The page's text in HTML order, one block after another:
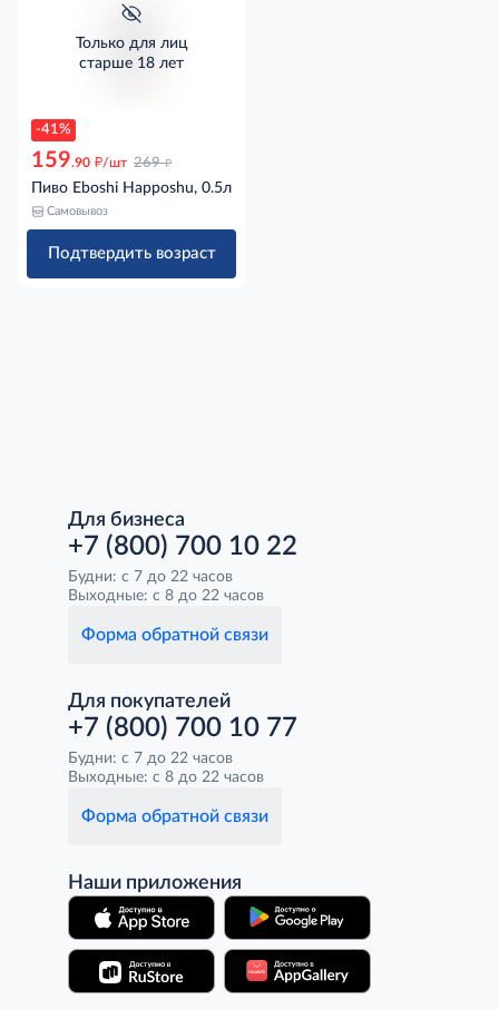
-41%
Только для лиц
старше 18 лет
159.90 д/шт 269 д
Пиво Eboshi Happoshu, 0.5л
Самовывоз
Подтвердить возраст
Для бизнеса
+7 (800) 700 10 22
Будни: с 7 до 22 часов
Выходные: с 8 до 22 часов
Форма обратной связи
Для покупателей
+7 (800) 700 10 77
Будни: с 7 до 22 часов
Выходные: с 8 до 22 часов
Форма обратной связи
Наши приложения